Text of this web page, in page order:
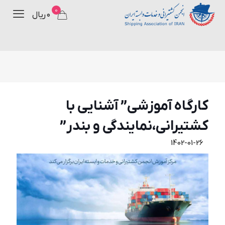
0 ۰ ریال
كارگاه آموزشی” آشنايی با
كشتيرانی،نمايندگی و بندر”
1402-01-26